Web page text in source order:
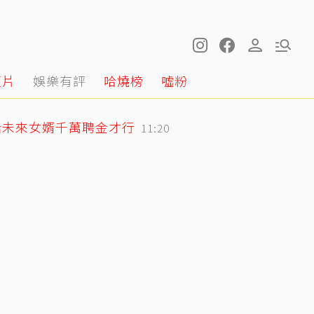
娛樂有評 哈燒榜 噓粉
來女婿千萬聘金才行 11:20